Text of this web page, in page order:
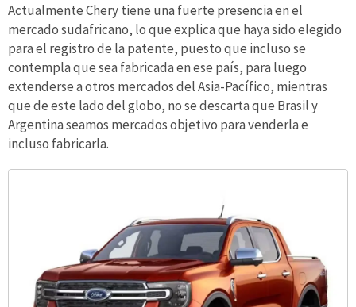
Actualmente Chery tiene una fuerte presencia en el
mercado sudafricano, lo que explica que haya sido elegido
para el registro de la patente, puesto que incluso se
contempla que sea fabricada en ese país, para luego
extenderse a otros mercados del Asia-Pacífico, mientras
que de este lado del globo, no se descarta que Brasil y
Argentina seamos mercados objetivo para venderla e
incluso fabricarla.